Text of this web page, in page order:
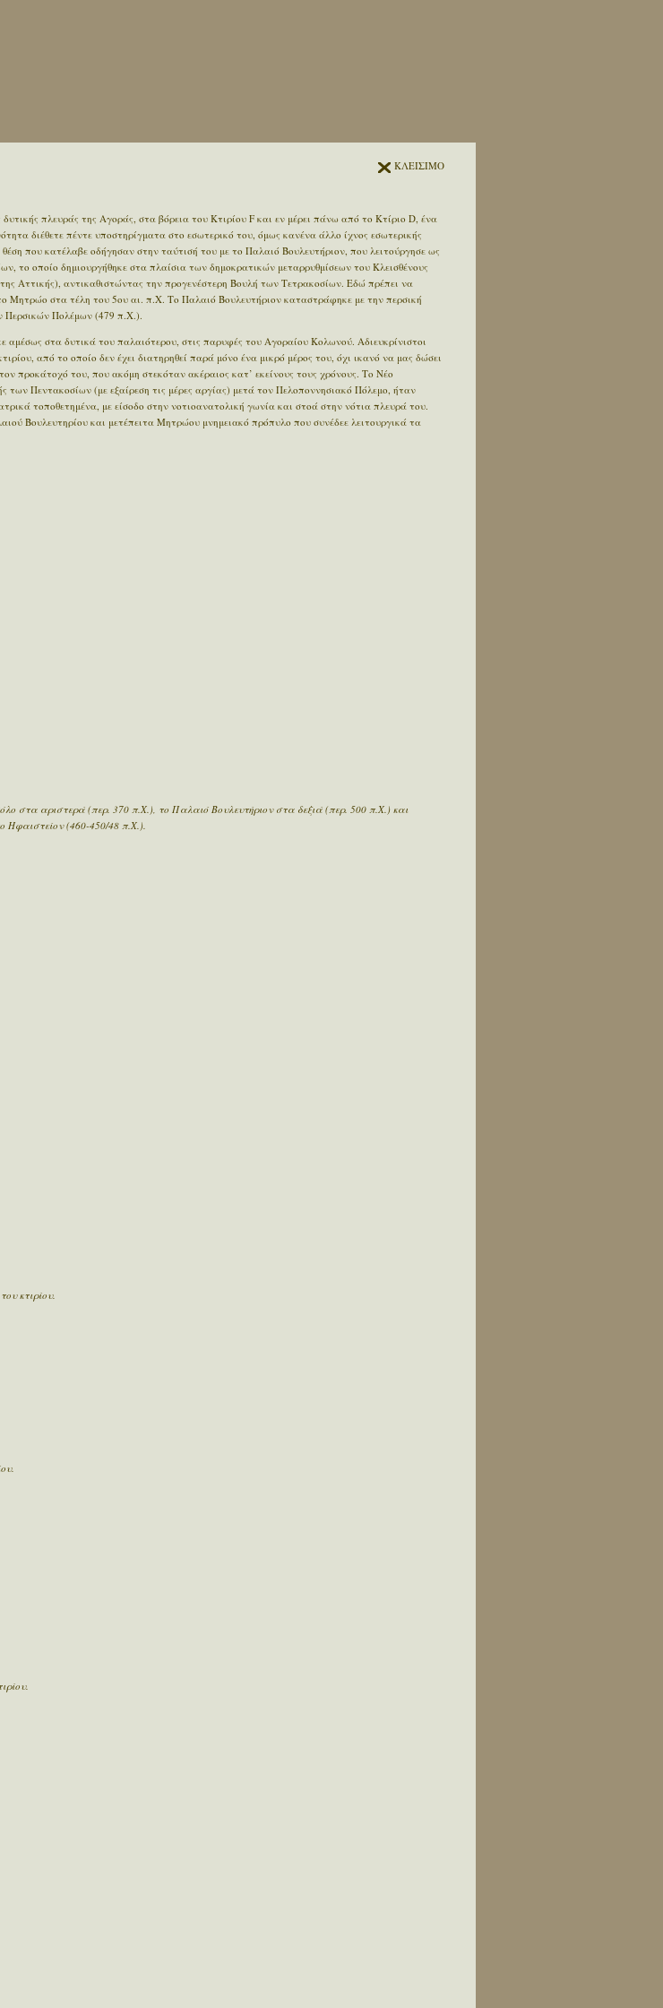
ΚΛΕΙΣΙΜΟ
πλευράς της Αγοράς, στα βόρεια του Κτιρίου F και εν μέρει πάνω από το Kτίριο D, ένα
διέθετε πέντε υποστηρίγματα στο εσωτερικό του, όμως κανένα άλλο ίχνος εσωτερικής
που κατέλαβε οδήγησαν στην ταύτισή του με το Παλαιό Βουλευτήριον, που λειτούργησε ως
το οποίο δημιουργήθηκε στα πλαίσια των δημοκρατικών μεταρρυθμίσεων του Κλεισθένους
Αττικής), αντικαθιστώντας την προγενέστερη Βουλή των Τετρακοσίων. Εδώ πρέπει να
Μητρώο στα τέλη του 5ου αι. π.Χ. Το Παλαιό Βουλευτήριον καταστράφηκε με την περσική
Περσικών Πολέμων (479 π.Χ.).
στα δυτικά του παλαιότερου, στις παρυφές του Αγοραίου Κολωνού. Αδιευκρίνιστοι
από το οποίο δεν έχει διατηρηθεί παρά μόνο ένα μικρό μέρος του, όχι ικανό να μας δώσει
προκάτοχό του, που ακόμη στεκόταν ακέραιος κατ’ εκείνους τους χρόνους. Το Νέο
των Πεντακοσίων (με εξαίρεση τις μέρες αργίας) μετά τον Πελοποννησιακό Πόλεμο, ήταν
τοποθετημένα, με είσοδο στην νοτιοανατολική γωνία και στοά στην νότια πλευρά του.
Βουλευτηρίου και μετέπειτα Μητρώου μνημειακό πρόπυλο που συνέδεε λειτουργικά τα
στα αριστερά (περ. 370 π.Χ.), το Παλαιό Βουλευτήριον στα δεξιά (περ. 500 π.Χ.) και
Ηφαιστείον (460-450/48 π.Χ.).
κτιρίου.